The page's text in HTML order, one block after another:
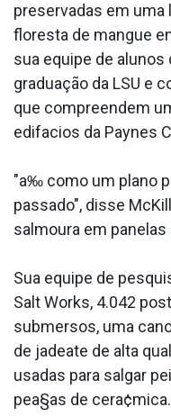
preservadas em uma
floresta de mangue
sua equipe de alunos
graduação da LSU e
que compreendem
edifa­cios da Paynes
"a‰ como um plano
passado", disse
salmoura em
Sua equipe de
Salt Works, 4.042
submersos, uma
de jadea­te de alta
usadas para salgar
pea§as de cera¢mica.